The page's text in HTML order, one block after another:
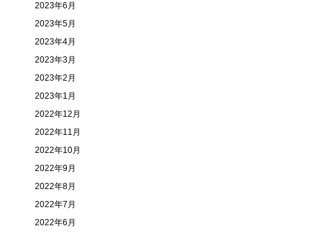
2023年6月
2023年5月
2023年4月
2023年3月
2023年2月
2023年1月
2022年12月
2022年11月
2022年10月
2022年9月
2022年8月
2022年7月
2022年6月